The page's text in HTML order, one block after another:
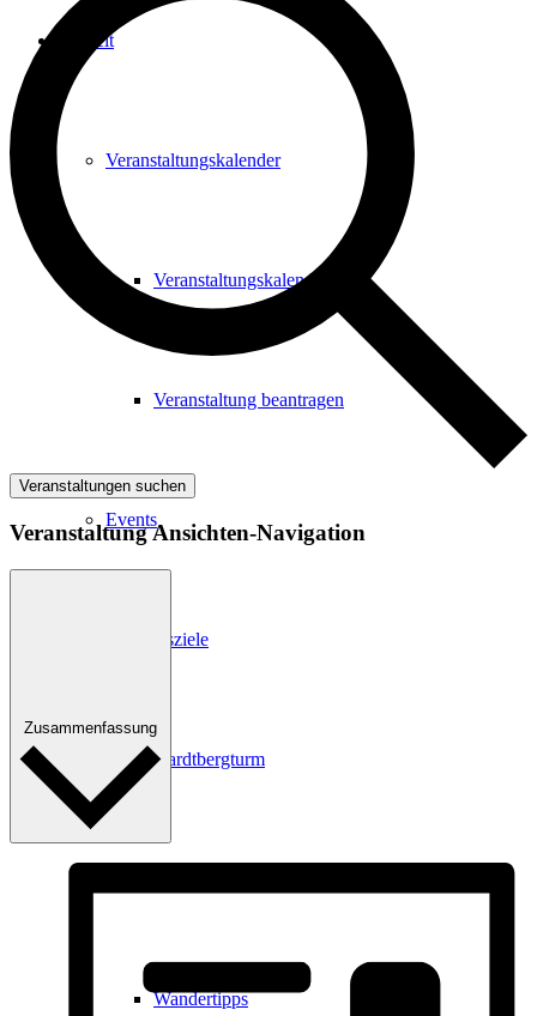
Freizeit
Veranstaltungskalender
Veranstaltungskalender
Veranstaltung beantragen
Events
Ausflugsziele
Hardtbergturm
Wandertipps
Veranstaltungen suchen
Veranstaltung Ansichten-Navigation
Zusammenfassung